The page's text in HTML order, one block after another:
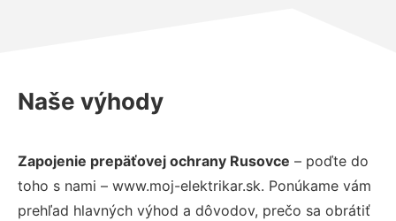
Naše výhody
Zapojenie prepäťovej ochrany Rusovce – poďte do
toho s nami – www.moj-elektrikar.sk. Ponúkame vám
prehľad hlavných výhod a dôvodov, prečo sa obrátiť